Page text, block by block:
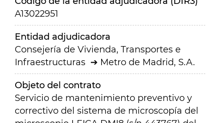
A13022951
Entidad adjudicadora
Consejería de Vivienda, Transportes e
Infraestructuras
Metro de Madrid, S.A.
Objeto del contrato
Servicio de mantenimiento preventivo y
correctivo del sistema de microscopía del